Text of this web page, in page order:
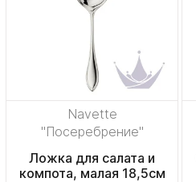
Navette
"Посеребрение"
Ложка для салата и
компота, малая 18,5см